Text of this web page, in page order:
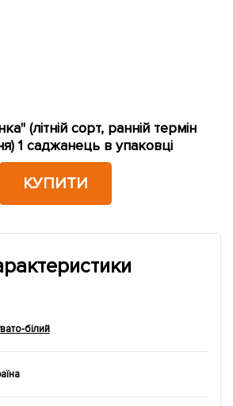
(літній сорт, ранній термін
1 саджанець в упаковці
КУПИТИ
білий